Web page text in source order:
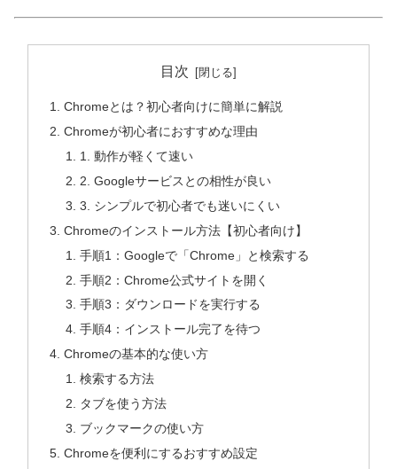
目次
Chromeとは？初心者向けに簡単に解説
Chromeが初心者におすすめな理由
1. 動作が軽くて速い
2. Googleサービスとの相性が良い
3. シンプルで初心者でも迷いにくい
Chromeのインストール方法【初心者向け】
手順1：Googleで「Chrome」と検索する
手順2：Chrome公式サイトを開く
手順3：ダウンロードを実行する
手順4：インストール完了を待つ
Chromeの基本的な使い方
検索する方法
タブを使う方法
ブックマークの使い方
Chromeを便利にするおすすめ設定